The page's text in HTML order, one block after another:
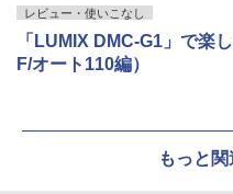
レビュー・使いこなし
「LUMIX DMC-G1」で楽
F/オート110編）
もっと